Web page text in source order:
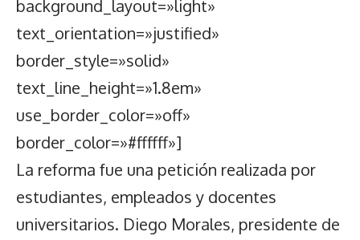
background_layout=»light»
text_orientation=»justified»
border_style=»solid»
text_line_height=»1.8em»
use_border_color=»off»
border_color=»#ffffff»]
La reforma fue una petición realizada por
estudiantes, empleados y docentes
universitarios. Diego Morales, presidente de